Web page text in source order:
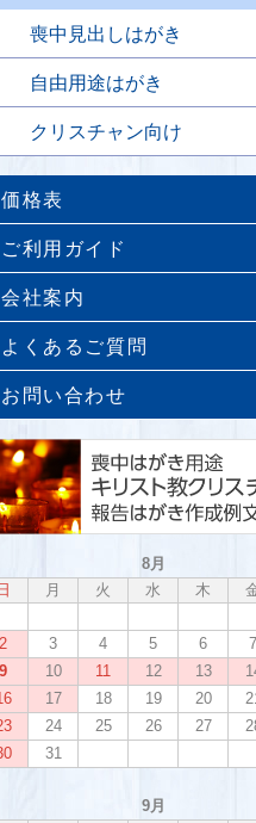
喪中見出しはがき
自由用途はがき
クリスチャン向け
価格表
ご利用ガイド
会社案内
よくあるご質問
お問い合わせ